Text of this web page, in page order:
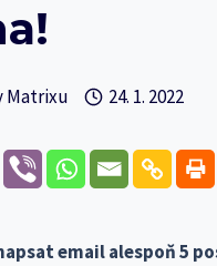
Matrixu 24. 1. 2022
email alespoň 5